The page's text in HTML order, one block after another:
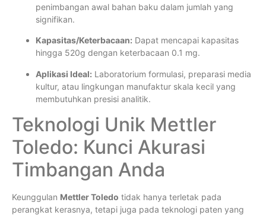
penimbangan awal bahan baku dalam jumlah yang
signifikan.
Kapasitas/Keterbacaan: Dapat mencapai kapasitas
hingga 520g dengan keterbacaan 0.1 mg.
Aplikasi Ideal: Laboratorium formulasi, preparasi media
kultur, atau lingkungan manufaktur skala kecil yang
membutuhkan presisi analitik.
Teknologi Unik Mettler
Toledo: Kunci Akurasi
Timbangan Anda
Keunggulan Mettler Toledo tidak hanya terletak pada
perangkat kerasnya, tetapi juga pada teknologi paten yang